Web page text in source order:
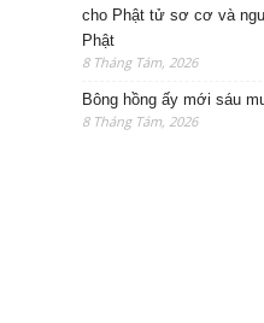
cho Phật tử sơ cơ và
Phật
8 Tháng Tám, 2026
Bông hồng ấy mới sáu
8 Tháng Tám, 2026